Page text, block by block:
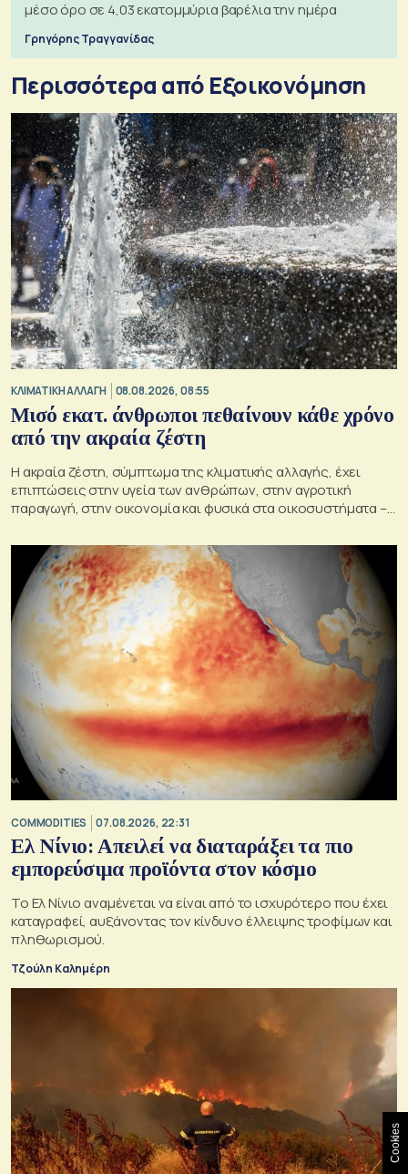
μέσο όρο σε 4,03 εκατομμύρια βαρέλια την ημέρα
Γρηγόρης Τραγγανίδας
Περισσότερα από Εξοικονόμηση
ΚΛΙΜΑΤΙΚΗ ΑΛΛΑΓΗ 08.08.2026, 08:55
Μισό εκατ. άνθρωποι πεθαίνουν κάθε χρόνο
από την ακραία ζέστη
Η ακραία ζέστη, σύμπτωμα της κλιματικής αλλαγής, έχει
επιπτώσεις στην υγεία των ανθρώπων, στην αγροτική
παραγωγή, στην οικονομία και φυσικά στα οικοσυστήματα –
COMMODITIES 07.08.2026, 22:31
Ελ Νίνιο: Απειλεί να διαταράξει τα πιο
εμπορεύσιμα προϊόντα στον κόσμο
Το Ελ Νίνιο αναμένεται να είναι από το ισχυρότερο που έχει
καταγραφεί, αυξάνοντας τον κίνδυνο έλλειψης τροφίμων και
πληθωρισμού.
Τζούλη Καλημέρη
Cookies